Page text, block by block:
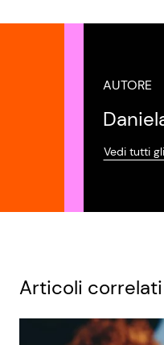
AUTORE
Vedi tutti
Articoli correlati